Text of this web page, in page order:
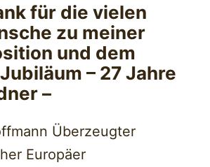
für die vielen
zu meiner
und dem
– 27 Jahre
–